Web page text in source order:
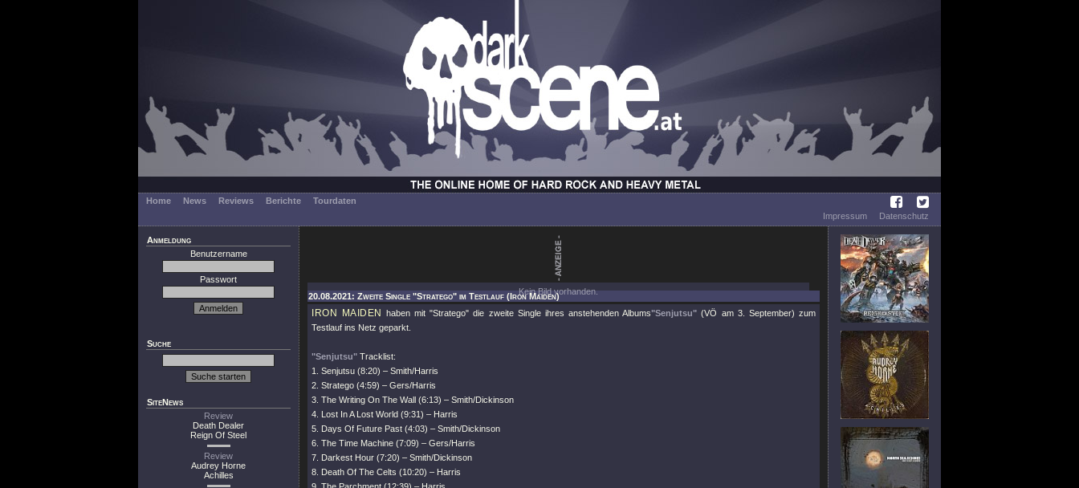
Home News Reviews Berichte
Tourdaten
Impressum
Datenschutz
Anmeldung
Benutzername
Passwort
Suche
SiteNews
Review
Death Dealer
Reign Of Steel
Review
Audrey Horne
Achilles
Kein Bild vorhanden.
20.08.2021: Zweite Single "Stratego" im Testlauf (Iron Maiden)
IRON MAIDEN haben mit"Stratego" die zweite Single ihres anstehenden Albums"Senjutsu" (VÖ am 3. September) zum
Testlauf ins Netz geparkt.
"Senjutsu" Tracklist:
1. Senjutsu (8:20) – Smith/Harris
2. Stratego (4:59) – Gers/Harris
3. The Writing On The Wall (6:13) – Smith/Dickinson
4. Lost In A Lost World (9:31) – Harris
5. Days Of Future Past (4:03) – Smith/Dickinson
6. The Time Machine (7:09) – Gers/Harris
7. Darkest Hour (7:20) – Smith/Dickinson
8. Death Of The Celts (10:20) – Harris